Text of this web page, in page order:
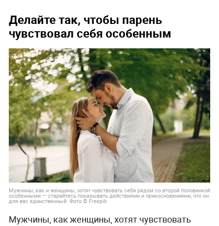
Делайте так, чтобы парень
чувствовал себя особенным
Мужчины, как и женщины, хотят чувствовать себя рядом со второй половинкой
особенными — старайтесь показывать действиями и прикосновениями, что он
для вас единственный. Фото © Freepik
Мужчины, как женщины, хотят чувствовать